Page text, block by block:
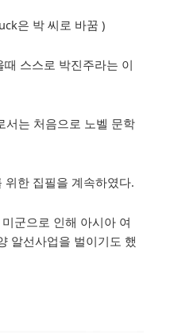
은 박 씨로 바꿈 )
스스로 박진주라는 이
서는 처음으로 노벨 문학
한 집필을 계속하였다.
군으로 인해 아시아 여
알선사업을 벌이기도 했